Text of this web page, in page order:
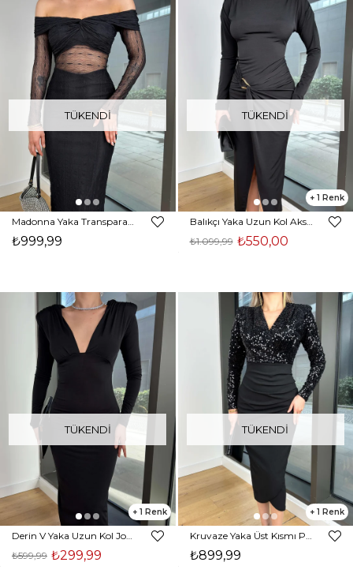
TÜKENDI
Madonna Yaka Transparan Detaylı Carrey Siyah Kadın Midi Elbise 25Y048
₺999,99
TÜKENDI
1
Balıkçı Yaka Uzun Kol Aksesuarlı Taisa Siyah Kadın Yırtmaçlı Elbise 25K502
₺550,00
₺1.099,99
TÜKENDI
1
₺299,99
₺599,99
TÜKENDI
1
₺899,99